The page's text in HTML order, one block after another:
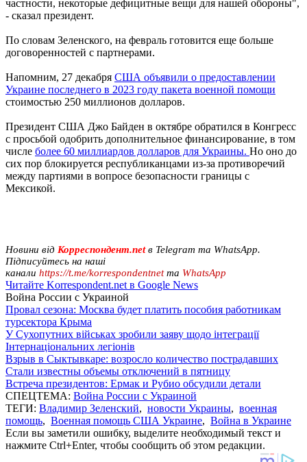
частности, некоторые дефицитные вещи для нашей обороны",
- сказал президент.
По словам Зеленского, на февраль готовится еще больше
договоренностей с партнерами.
Напомним, 27 декабря США объявили о предоставлении
Украине последнего в 2023 году пакета военной помощи
стоимостью 250 миллионов долларов.
Президент США Джо Байден в октябре обратился в Конгресс
с просьбой одобрить дополнительное финансирование, в том
числе более 60 миллиардов долларов для Украины. Но оно до
сих пор блокируется республиканцами из-за противоречий
между партиями в вопросе безопасности границы с
Мексикой.
Новини від Корреспондент.netв Telegram та WhatsApp.
Підписуйтесь на наші
канали https://t.me/korrespondentnetта WhatsApp
Читайте Korrespondent.net в Google News
Война России с Украиной
Провал сезона: Москва будет платить пособия работникам
турсектора Крыма
У Сухопутних військах зробили заяву щодо інтеграції
Інтернаціональних легіонів
Взрыв в Сыктывкаре: возросло количество пострадавших
Стали известны объемы отключений в пятницу
Встреча президентов: Ермак и Рубио обсудили детали
СПЕЦТЕМА: Война России с Украиной
ТЕГИ: Владимир Зеленский, новости Украины, военная
помощь, Военная помощь США Украине, Война в Украине
Если вы заметили ошибку, выделите необходимый текст и
нажмите Ctrl+Enter, чтобы сообщить об этом редакции.